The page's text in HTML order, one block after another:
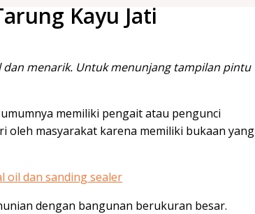
Kayu Jati
menarik. Untuk menunjang tampilan pintu
memiliki pengait atau pengunci
oleh masyarakat karena memiliki bukaan yang
dengan bangunan berukuran besar.